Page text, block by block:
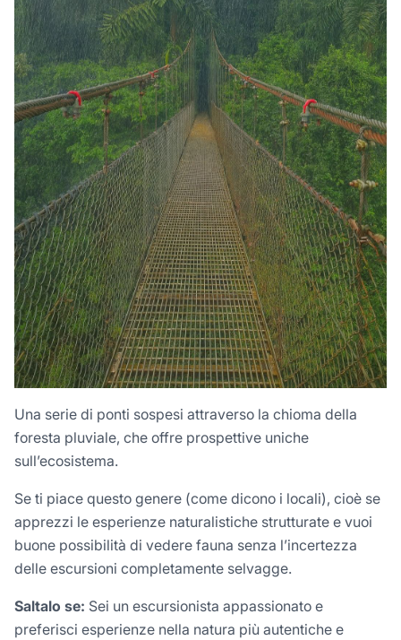
Una serie di ponti sospesi attraverso la chioma della
foresta pluviale, che offre prospettive uniche
sull’ecosistema.
Se ti piace questo genere (come dicono i locali), cioè se
apprezzi le esperienze naturalistiche strutturate e vuoi
buone possibilità di vedere fauna senza l’incertezza
delle escursioni completamente selvagge.
Saltalo se: Sei un escursionista appassionato e
preferisci esperienze nella natura più autentiche e